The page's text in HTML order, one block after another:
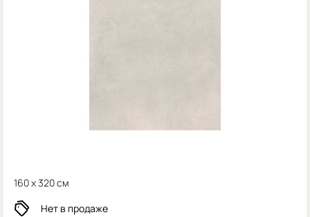
160 x 320 см
Нет в продаже